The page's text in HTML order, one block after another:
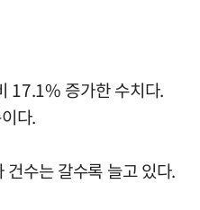
17.1% 증가한 수치다.
다.
수는 갈수록 늘고 있다.